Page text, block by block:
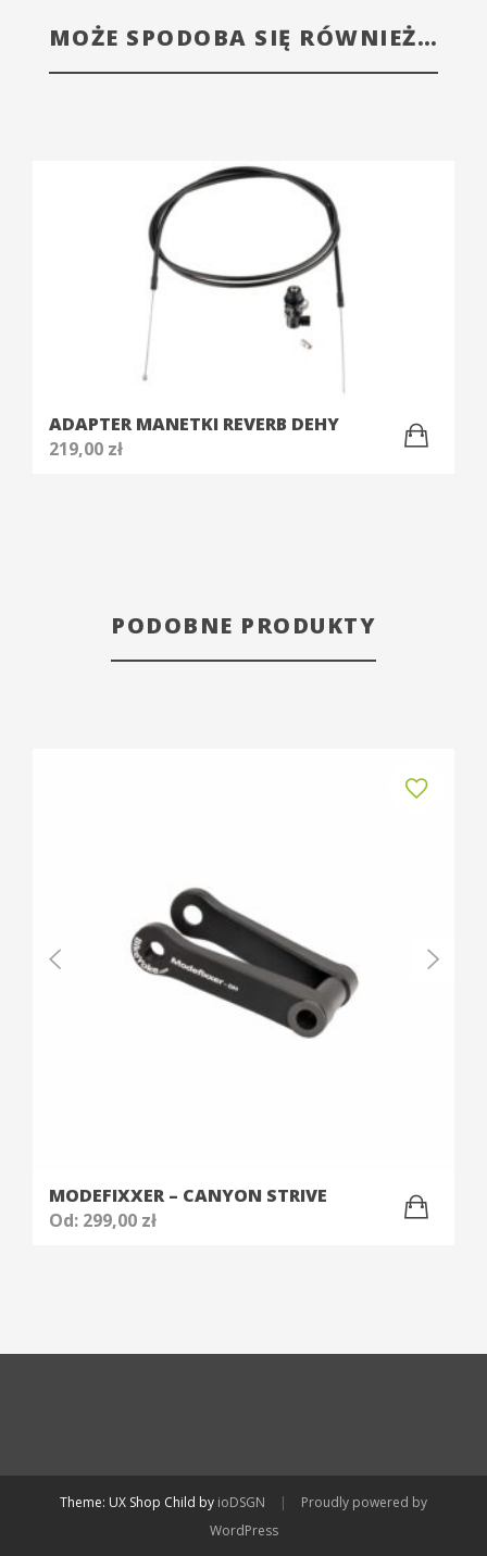
MOŻE SPODOBA SIĘ RÓWNIEŻ…
ADAPTER MANETKI REVERB DEHY
219,00 zł
PODOBNE PRODUKTY
MODEFIXXER – CANYON STRIVE
Od: 299,00 zł
Theme: UX Shop Child by ioDSGN |
Proudly powered by
WordPress